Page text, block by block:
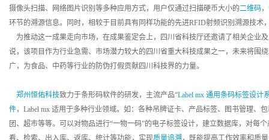
摄像头扫描、网络图片识别等多种应用方式，用户仅通过扫描硬币大小的二维码
环节的溯源信息。同时，相较于目前具有同样功能的先进RFID射频识别溯源技术
为推动这一成果走向市场，在成果鉴定会上，四川省科技厅还邀请了相关企业
说，该项目作为行业急需、市场潜力较大的四川省重大科技成果之一，未来将围
广，为食品、中药等行业的防伪打假贡献四川科技界的力量。
郑州恒佑科技致力于条形码软件的研发，主流产品“Label mx 通用条码标签设计
件，Label mx 适用于多种行业领域。如：各种吊牌证卡、产品标签、图书管理、
团、超市等等。可以对物品进行“一物一码”的电子标签设计，建立数据库，对每
看、检索、出入库、返库、统计等功能，实现质量追溯 ，既能提高工作效率和质